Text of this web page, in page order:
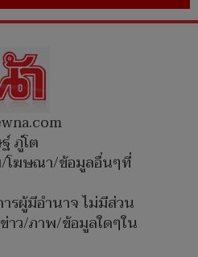
ภู่โต
โฆษณา/ข้อมูลอื่นๆที่
รผู้มีอำนาจ ไม่มีส่วน
าว/ภาพ/ข้อมูลใดๆใน